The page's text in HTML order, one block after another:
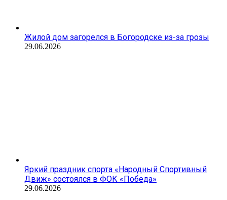
Жилой дом загорелся в Богородске из-за грозы
29.06.2026
Яркий праздник спорта «Народный Спортивный
Движ» состоялся в ФОК «Победа»
29.06.2026